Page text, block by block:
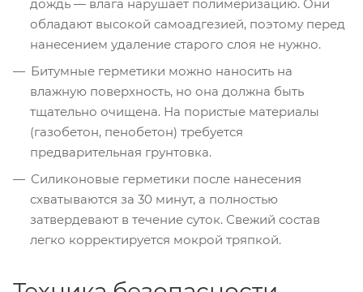
дождь — влага нарушает полимеризацию. Они
обладают высокой самоадгезией, поэтому перед
нанесением удаление старого слоя не нужно.
Битумные герметики можно наносить на
влажную поверхность, но она должна быть
тщательно очищена. На пористые материалы
(газобетон, пенобетон) требуется
предварительная грунтовка.
Силиконовые герметики после нанесения
схватываются за 30 минут, а полностью
затвердевают в течение суток. Свежий состав
легко корректируется мокрой тряпкой.